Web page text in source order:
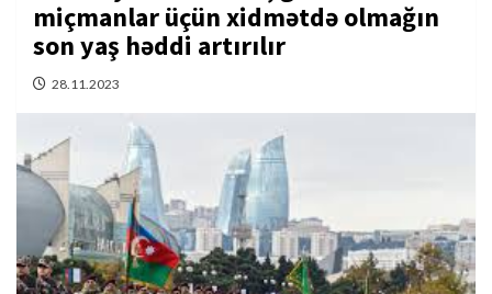
miçmanlar üçün xidmətdə olmağın
son yaş həddi artırılır
28.11.2023